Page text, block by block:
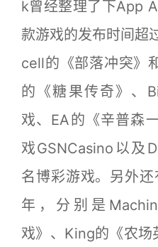
k曾经整理了下App
款游戏的发布时间超
cell的《部落冲突》
的《糖果传奇》、
戏、EA的《辛普森
戏GSNCasino以及
名博彩游戏。另外
年，分别是
戏》、King的《农场